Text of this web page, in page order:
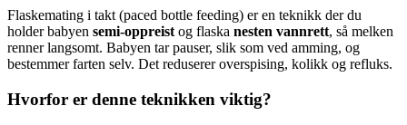
Flaskemating i takt (paced bottle feeding) er en teknikk der du
holder babyen semi-oppreist og flaska nesten vannrett, så melken
renner langsomt. Babyen tar pauser, slik som ved amming, og
bestemmer farten selv. Det reduserer overspising, kolikk og refluks.
Hvorfor er denne teknikken viktig?